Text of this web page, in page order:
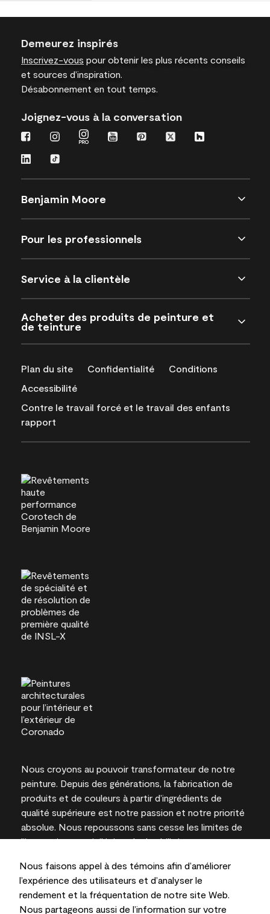
Nous faisons appel à des témoins afin d’améliorer
l’expérience des utilisateurs et d’analyser le
rendement et la fréquentation de notre site Web.
Nous partageons aussi de l’information sur votre
Demeurez inspirés
Inscrivez-vous pour obtenir les plus récents conseils
et sources d’inspiration.
Désabonnement en tout temps.
Joignez-vous à la conversation
Benjamin Moore
Pour les professionnels
Service à la clientèle
Acheter des produits de peinture et
de teinture
Plan du site Confidentialité
Conditions
Accessibilité
Contre le travail forcé et le travail des enfants
rapport
Nous croyons au pouvoir transformateur de notre
peinture. Depuis des générations, la fabrication de
produits et de couleurs à partir d’ingrédients de
qualité supérieure est notre passion et notre priorité
absolue. Nous repoussons sans cesse les limites de
l’innovation et privilégions la durabilité pour
l’expertise locale.